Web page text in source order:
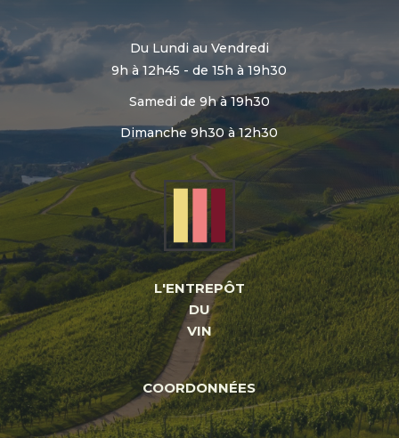
Du Lundi au Vendredi
9h à 12h45 - de 15h à 19h30
Samedi de 9h à 19h30
Dimanche 9h30 à 12h30
L'ENTREPÔT
DU
VIN
COORDONNÉES